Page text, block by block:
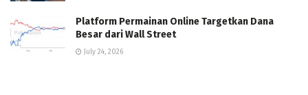
Platform Permainan Online Targetkan Dana
Besar dari Wall Street
July 24, 2026